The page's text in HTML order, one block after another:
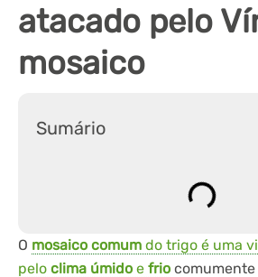
atacado pelo
mosaico
Sumário
O mosaico comum do trigo é uma
pelo clima úmido e frio